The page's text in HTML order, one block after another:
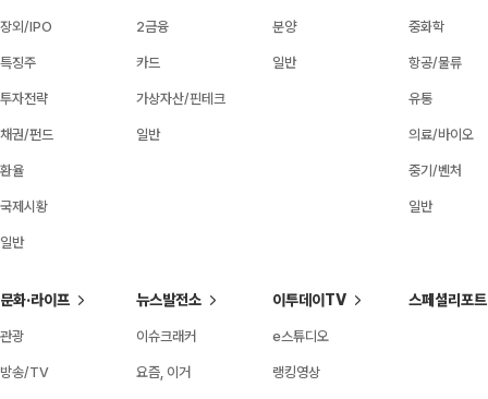
장외/IPO
특징주
투자전략
채권/펀드
환율
국제시황
일반
2금융
카드
가상자산/핀테크
일반
분양
일반
중화학
항공/물류
유통
의료/바이오
중기/벤처
일반
문화·라이프
관광
방송/TV
뉴스발전소
이슈크래커
요즘, 이거
이투데이TV
e스튜디오
랭킹영상
스페셜리포트